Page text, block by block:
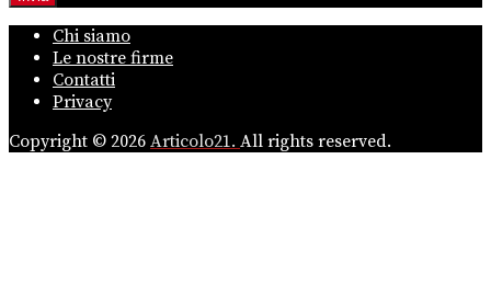
Chi siamo
Le nostre firme
Contatti
Privacy
Copyright © 2026 Articolo21. All rights reserved.